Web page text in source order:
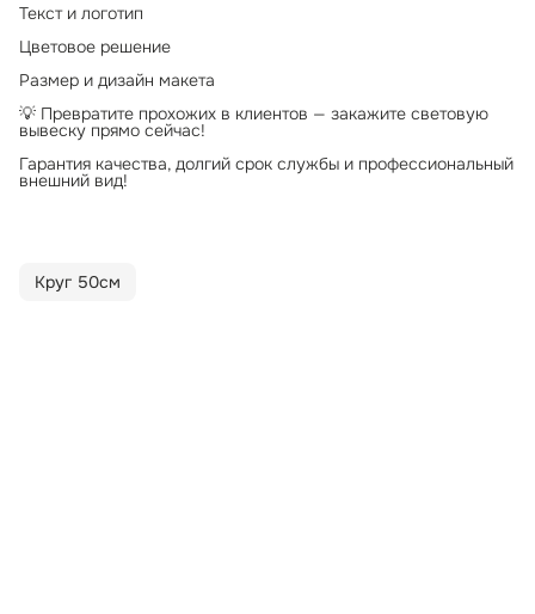
Текст и логотип
Цветовое решение
Размер и дизайн макета
💡 Превратите прохожих в клиентов — закажите световую
вывеску прямо сейчас!
Гарантия качества, долгий срок службы и профессиональный
внешний вид!
Круг 50см